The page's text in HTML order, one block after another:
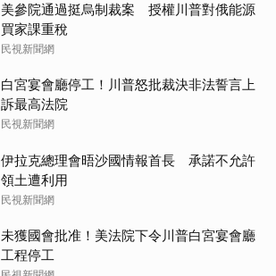
美參院通過挺烏制裁案 授權川普對俄能源
買家課重稅
民視新聞網
白宮宴會廳停工！川普怒批裁決非法誓言上
訴最高法院
民視新聞網
伊拉克總理會晤沙國情報首長 承諾不允許
領土遭利用
民視新聞網
未獲國會批准！美法院下令川普白宮宴會廳
工程停工